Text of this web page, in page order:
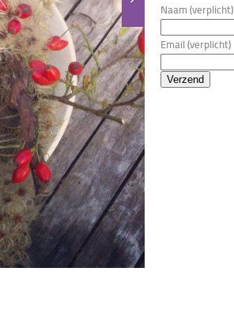
Naam (verplicht)
Email (verplicht)